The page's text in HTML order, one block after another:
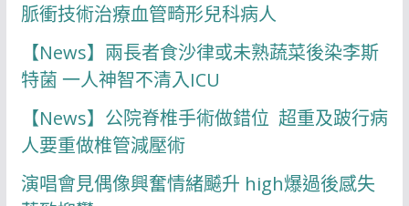
脈衝技術治療血管畸形兒科病人
【News】兩長者食沙律或未熟蔬菜後染李斯
特菌 一人神智不清入ICU
【News】公院脊椎手術做錯位 超重及跛行病
人要重做椎管減壓術
演唱會見偶像興奮情緒飇升 high爆過後感失